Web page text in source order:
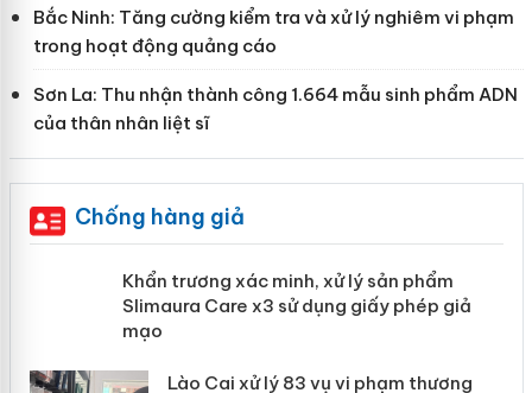
Bắc Ninh: Tăng cường kiểm tra và xử lý nghiêm vi phạm
trong hoạt động quảng cáo
Sơn La: Thu nhận thành công 1.664 mẫu sinh phẩm ADN
của thân nhân liệt sĩ
Chống hàng giả
Khẩn trương xác minh, xử lý sản phẩm
Slimaura Care x3 sử dụng giấy phép